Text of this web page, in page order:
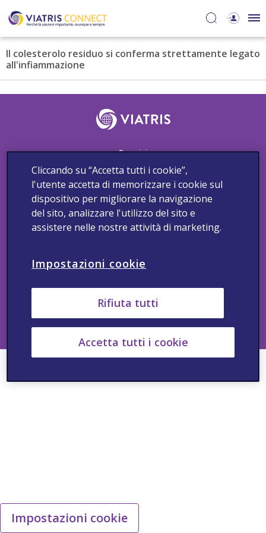
Il colesterolo residuo si conferma strettamente legato
all'infiammazione
Seguici
Contattaci
Segnala un Evento Avverso
Informativa sui Cookies di Viatris
Informativa sulla Privacy
Termini e Condizioni
2025_Viatrisconnectit_Dichiarazione_accessibilit
95 00. Gli eventi avversi devono essere segnalati come da
consuetudine. Segnalazioni di Farmacovigilanza, Qualità, Medical
Information: +39 02 61246462
IT-NON-2024-00467
Impostazioni cookie
Cliccando su “Accetta tutti i cookie”,
l'utente accetta di memorizzare i cookie sul
dispositivo per migliorare la navigazione
del sito, analizzare l'utilizzo del sito e
assistere nelle nostre attività di marketing.
Impostazioni cookie
Rifiuta tutti
Accetta tutti i cookie